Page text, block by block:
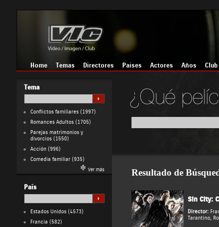
Home Temas Directores Países Actores Años Club
Tema
Conflictos familiares(1997)
Romances Adultos(1705)
Parejas matrimonios y
divorcios(1550)
Acción(996)
Comedia familiar(935)
Ver más
País
Estados Unidos(4573)
Francia (582)
Resultado de
Sin City:
Director:
Tarantino,